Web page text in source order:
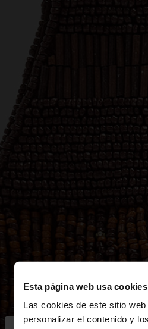
Esta página web usa cookies
Las cookies de este sitio
personalizar el contenido y